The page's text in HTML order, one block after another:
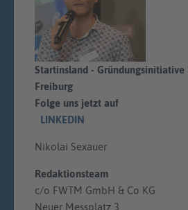
Startinsland - Gründungsinitiative
Freiburg
Folge uns jetzt auf
LINKEDIN
Nikolai Sexauer
Redaktionsteam
c/o FWTM GmbH & Co KG
Neuer Messplatz 3